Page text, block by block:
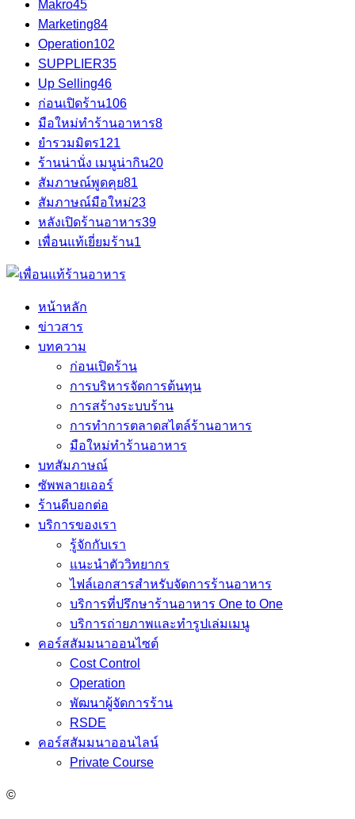
Makro45
Marketing84
Operation102
SUPPLIER35
Up Selling46
ก่อนเปิดร้าน106
มือใหม่ทำร้านอาหาร8
ยำรวมมิตร121
ร้านน่านั่ง เมนูน่ากิน20
สัมภาษณ์พูดคุย81
สัมภาษณ์มือใหม่23
หลังเปิดร้านอาหาร39
เพื่อนแท้เยี่ยมร้าน1
หน้าหลัก
ข่าวสาร
บทความ
ก่อนเปิดร้าน
การบริหารจัดการต้นทุน
การสร้างระบบร้าน
การทำการตลาดสไตล์ร้านอาหาร
มือใหม่ทำร้านอาหาร
บทสัมภาษณ์
ซัพพลายเออร์
ร้านดีบอกต่อ
บริการของเรา
รู้จักกับเรา
แนะนำตัววิทยากร
ไฟล์เอกสารสำหรับจัดการร้านอาหาร
บริการที่ปรึกษาร้านอาหาร One to One
บริการถ่ายภาพและทำรูปเล่มเมนู
คอร์สสัมมนาออนไซต์
Cost Control
Operation
พัฒนาผู้จัดการร้าน
RSDE
คอร์สสัมมนาออนไลน์
Private Course
©